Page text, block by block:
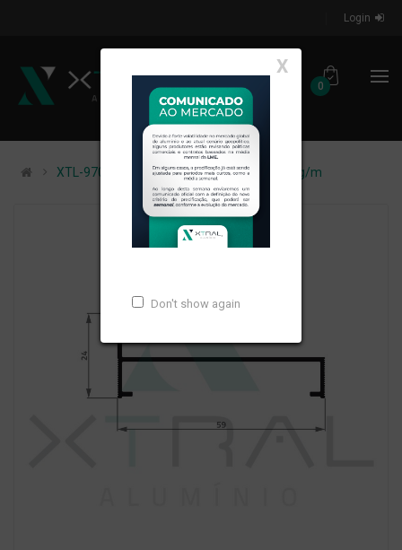
Login
0
X
Don't show again
XTL-970 - (CM-174) - PESO LINEAR: 0,336kg/m